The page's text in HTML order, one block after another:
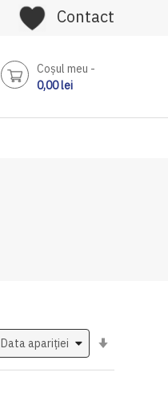
Contact
Coşul meu
0,00 lei